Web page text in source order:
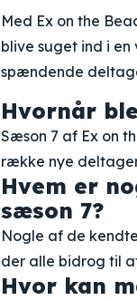
Med Ex on the
blive suget ind i
spændende
Hvornår
Sæson 7 af Ex on
række nye
Hvem er
sæson 7?
Nogle af de
der alle bidrog til
Hvor kan